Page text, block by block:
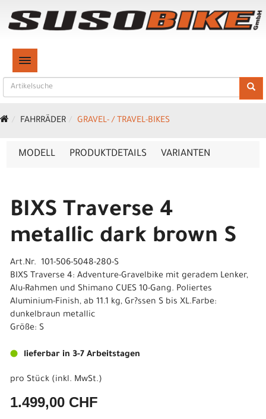
TOGGLE NAVIGATION
FAHRRÄDER GRAVEL- / TRAVEL-BIKES
MODELL PRODUKTDETAILS VARIANTEN
BIXS Traverse 4
metallic dark brown S
Art.Nr. 101-506-5048-280-S
BIXS Traverse 4: Adventure-Gravelbike mit geradem Lenker,
Alu-Rahmen und Shimano CUES 10-Gang. Poliertes
Aluminium-Finish, ab 11.1 kg, Gr?ssen S bis XL.Farbe:
dunkelbraun metallic
Größe: S
lieferbar in 3-7 Arbeitstagen
pro Stück (inkl. MwSt.)
1.499,00 CHF